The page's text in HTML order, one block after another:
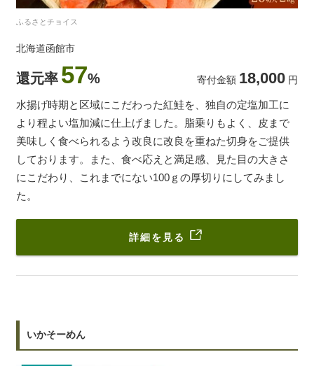
ふるさとチョイス
北海道函館市
還元率 57% 寄付金額 18,000 円
水揚げ時期と区域にこだわった紅鮭を、独自の定塩加工に
より程よい塩加減に仕上げました。脂乗りもよく、皮まで
美味しく食べられるよう改良に改良を重ねた切身をご提供
しております。また、食べ応えと満足感、見た目の大きさ
にこだわり、これまでにない100ｇの厚切りにしてみまし
た。
詳細を見る
いかそーめん